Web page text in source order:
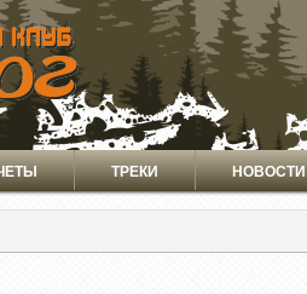
ТРЕКИ НОВОСТИ